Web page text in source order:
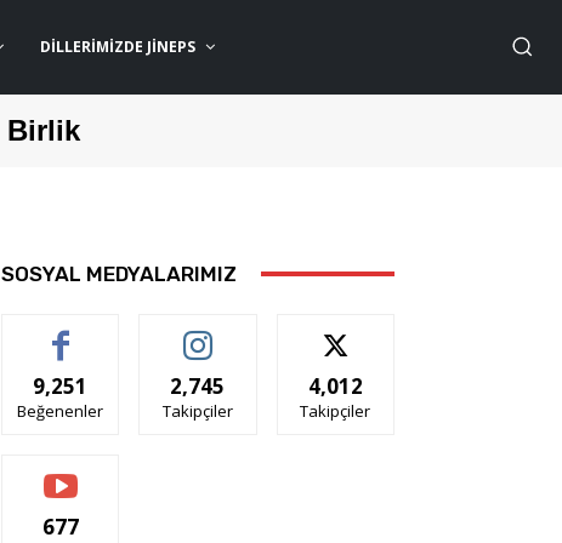
DILLERIMIZDE JİNEPS
Birlik
SOSYAL MEDYALARIMIZ
9,251
Beğenenler
2,745
Takipçiler
4,012
Takipçiler
677